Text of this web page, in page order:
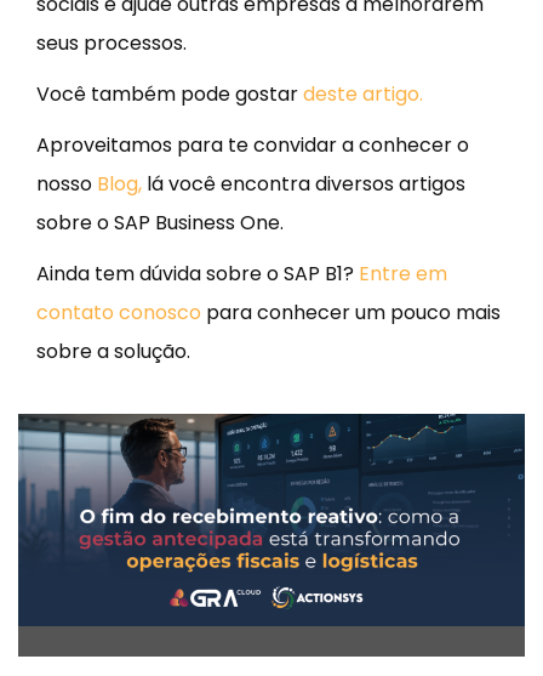
seus processos.
Você também pode gostardeste artigo.
Aproveitamos para te convidar a conhecer o
nosso Blog, lá você encontra diversos artigos
sobre o SAP Business One.
Ainda tem dúvida sobre o SAP B1? Entre em
contato conosco para conhecer um pouco mais
sobre a solução.